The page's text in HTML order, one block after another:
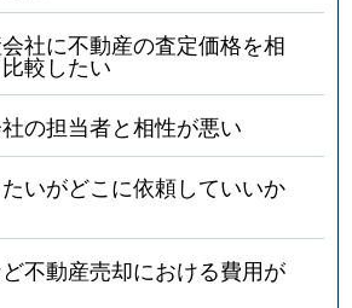
社に不動産の査定価格を相
較したい
の担当者と相性が悪い
いがどこに依頼していいか
不動産売却における費用が